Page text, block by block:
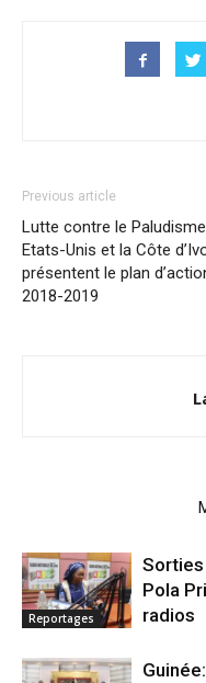
Previous article
Lutte contre le
Etats-Unis et la Côte
présentent le plan
2018-2019
Reportages
Pola
radios